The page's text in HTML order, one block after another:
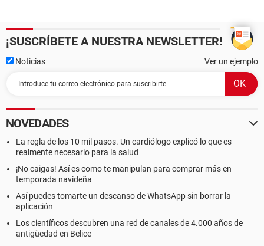
¡SUSCRÍBETE A NUESTRA NEWSLETTER!
Noticias Ver un ejemplo
NOVEDADES
La regla de los 10 mil pasos. Un cardiólogo explicó lo que es
realmente necesario para la salud
¡No caigas! Así es como te manipulan para comprar más en
temporada navideña
Así puedes tomarte un descanso de WhatsApp sin borrar la
aplicación
Los científicos descubren una red de canales de 4.000 años de
antigüedad en Belice